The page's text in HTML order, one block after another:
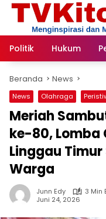
Langsung
Politik
Hukum
Beranda News
News Olahraga
Meriah
ke-80, Lomba
Linggau
Warga
Junn Edy
3 Min
Juni 24, 2026